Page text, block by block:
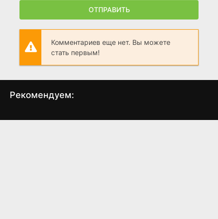
ОТПРАВИТЬ
Комментариев еще нет. Вы можете
стать первым!
Рекомендуем:
Настоящий Человек-
Рождественский гимн